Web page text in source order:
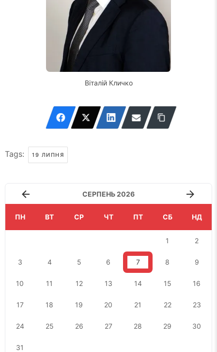
Віталій Кличко
Tags: 19 ЛИПНЯ
СЕРПЕНЬ 2026
ПН ВТ СР ЧТ ПТ СБ НД
1 2
3 4 5 6 7 8 9
10 11 12 13 14 15 16
17 18 19 20 21 22 23
24 25 26 27 28 29 30
31